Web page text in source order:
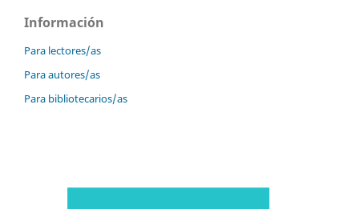
Información
Para lectores/as
Para autores/as
Para bibliotecarios/as